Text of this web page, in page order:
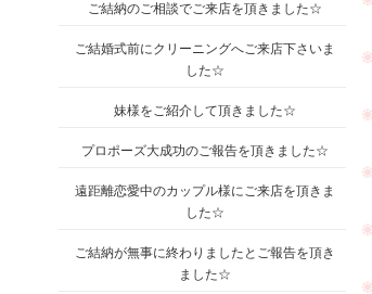
ご結納のご相談でご来店を頂きました☆
ご結婚式前にクリーニングへご来店下さいま
した☆
妹様をご紹介して頂きました☆
プロポーズ大成功のご報告を頂きました☆
遠距離恋愛中のカップル様にご来店を頂きま
した☆
ご結納が無事に終わりましたとご報告を頂き
ました☆